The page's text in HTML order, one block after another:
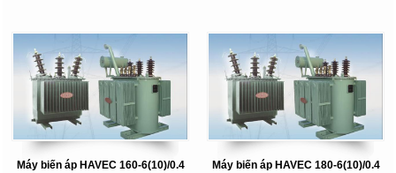
Máy biến áp HAVEC 160-6(10)/0.4 Máy biến áp HAVEC 180-6(10)/0.4